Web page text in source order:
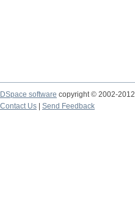
DSpace software copyright © 2002-2012
Contact Us
Send Feedback